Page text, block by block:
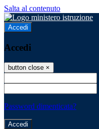
Salta al contenuto
Accedi
Accedi
button close ×
Password dimenticata?